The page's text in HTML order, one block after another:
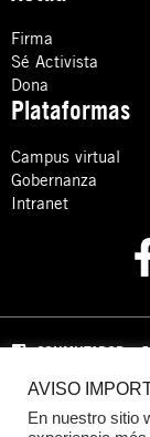
Firma
Sé Activista
Dona
Plataformas
Campus virtual
Gobernanza
Intranet
CONMUTADOR:
Domicilio: Calle
Benito Juárez,
AVISO
En nuestro sitio